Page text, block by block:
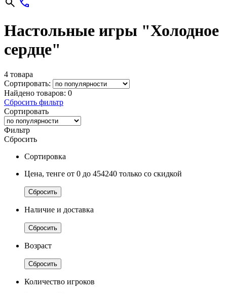
Настольные игры "Холодное
сердце"
4 товара
Сортировать:
Найдено товаров: 0
Сбросить фильтр
Сортировать
Фильтр
Сбросить
Сортировка
Цена, тенге от 0 до 454240 только со скидкой
Сбросить
Наличие и доставка
Сбросить
Возраст
Сбросить
Количество игроков